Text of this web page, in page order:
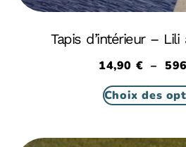
Tapis d’intérieur –
14,90 € –
Choix des